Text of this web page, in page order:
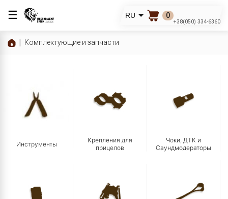
☰ RU 0
+38(050) 334-6360
Комплектующие и запчасти
Инструменты
Крепления для
прицелов
Чоки, ДТК и
Саундмодераторы